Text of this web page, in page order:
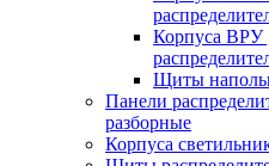
Корпуса
Щиты
Панели
разборные
Корпуса